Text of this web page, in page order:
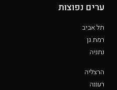
ערים נפוצות
תל אביב
רמת גן
נתניה
הרצליה
רעננה